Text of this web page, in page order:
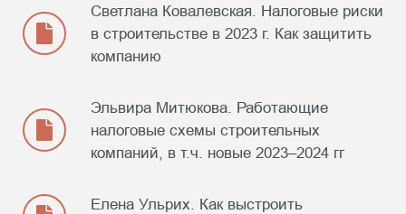
Светлана Ковалевская. Налоговые риски
в строительстве в 2023 г. Как защитить
компанию
Эльвира Митюкова. Работающие
налоговые схемы строительных
компаний, в т.ч. новые 2023–2024 гг
Елена Ульрих. Как выстроить